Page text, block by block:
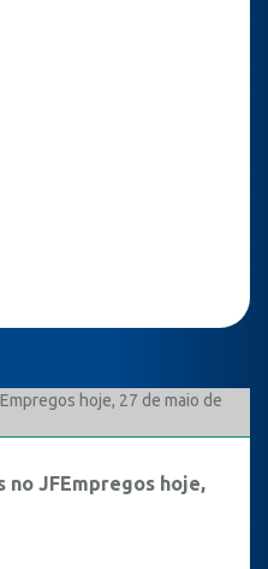
no JFEmpregos hoje,